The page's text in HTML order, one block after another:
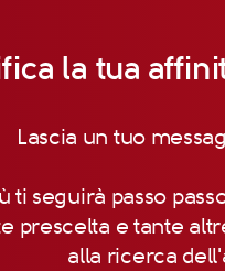
la tua
Lascia un tuo
ti seguirà passo
prescelta e tante
alla ricerca